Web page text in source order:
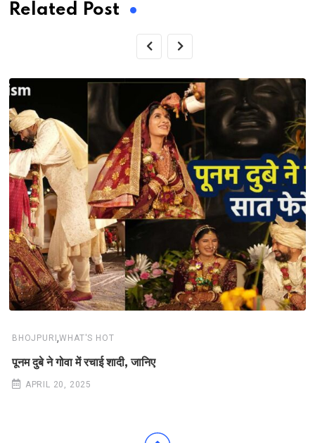
Related Post
BHOJPURI,WHAT'S HOT
पूनम दुबे ने गोवा में रचाई शादी, जानिए
APRIL 20, 2025